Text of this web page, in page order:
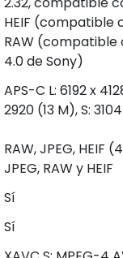
HEIF (compatible
RAW (compatible
4.0 de Sony)
APS-C L: 6192 x
2920 (13 M), S:
RAW, JPEG, HEIF
JPEG, RAW y HEIF
Sí
Sí